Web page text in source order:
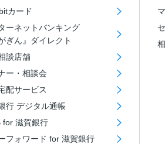
カード
ーネットバンキング
ぎん』ダイレクト
談店舗
ー・相談会
配サービス
行 デジタル通帳
for 滋賀銀行
フォワード for 滋賀銀行